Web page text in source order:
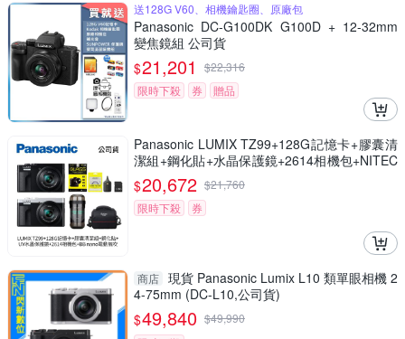
送128G V60、相機鑰匙圈、原廠包
Panasonic DC-G100DK G100D + 12-32mm
變焦鏡組 公司貨
$21,201 $22,316
限時下殺
券 贈品
Panasonic LUMIX TZ99+128G記憶卡+膠囊清
潔組+鋼化貼+水晶保護鏡+2614相機包+NITEC
ORE BB nano 迷你電動氣吹(公司貨)
$20,672 $21,760
限時下殺
券
商店 現貨 Panasonic Lumix L10 類單眼相機 2
4-75mm (DC-L10,公司貨)
$49,840 $49,990